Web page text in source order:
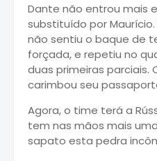
Dante não entrou mais
substituído por
não sentiu o baque de
forçada, e repetiu no
duas primeiras parciais.
carimbou seu
Agora, o time terá a
tem nas mãos mais
sapato esta pedra